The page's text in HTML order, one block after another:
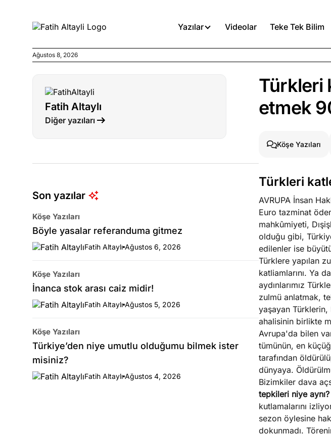
Yazılar Videolar Teke Tek Bilim
Ağustos 6, 2026
Ağustos 5, 2026
Türkiye’den niye umutlu olduğumu bilmek
Köşe
Ağustos 8, 2026
Fatih Altaylı
Diğer yazıları
Son yazılar
Köşe Yazıları
Böyle yasalar referanduma gitmez
Fatih Altaylı Ağustos 6, 2026
Köşe Yazıları
İnanca stok arası caiz midir!
Fatih Altaylı Ağustos 5, 2026
Köşe Yazıları
Türkiye’den niye umutlu olduğumu bilmek ister
misiniz?
Fatih Altaylı Ağustos 4, 2026
Türkleri
etmek
Köşe Yazıları
Türkleri
AVRUPA İnsan
Euro tazminat
mahkûmiyeti,
olduğu gibi,
edilenler ise
Türklere yapılan
katliamlarını. Ya
aydınlarımız
zulmü anlatmak,
yaşayan
ahalisinin birlikte
Avrupa'da bilen
tümünün, en
tarafından
dünyaya.
Bizimkiler dava
tepkileri niye aynı?
kutlamalarını
sezon öylesine
dokunmadı.